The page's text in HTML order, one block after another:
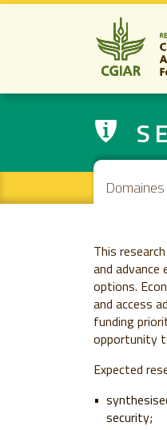
Main
This
and
options.
and access
funding
opportunity
Expected
security;